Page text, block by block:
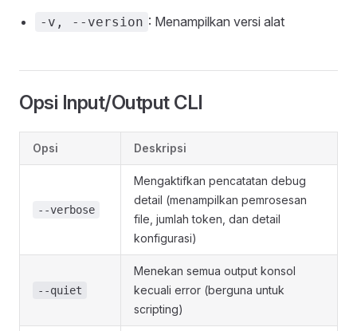
-v, --version : Menampilkan versi alat
Opsi Input/Output CLI
Opsi Deskripsi
--verbose
Mengaktifkan pencatatan debug
detail (menampilkan pemrosesan
file, jumlah token, dan detail
konfigurasi)
--quiet
Menekan semua output konsol
kecuali error (berguna untuk
scripting)